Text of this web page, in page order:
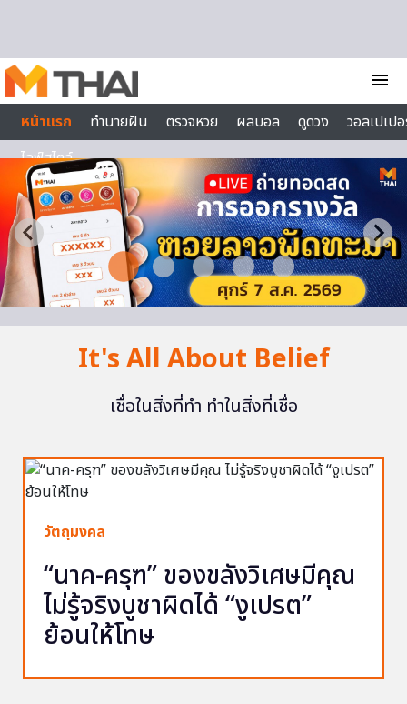
menu
หน้าแรก
ทำนายฝัน ตรวจหวย ผลบอล ดูดวง
วอลเปเป
ไลฟ์สไตล์
It's All About Belief
เชื่อในสิ่งที่ทำ ทำในสิ่งที่เชื่อ
วัตถุมงคล
“นาค-ครุฑ” ของขลังวิเศษมีคุณ
ไม่รู้จริงบูชาผิดได้ “งูเปรต”
ย้อนให้โทษ